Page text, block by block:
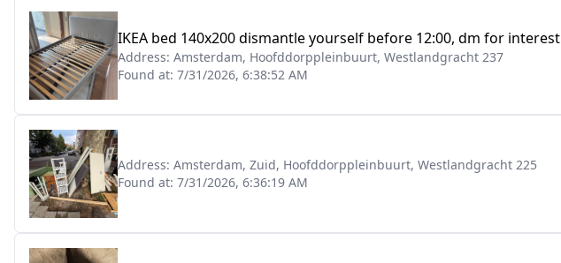
IKEA bed 140x200 dismantle yourself before 12:00, dm for interest
Address: Amsterdam, Hoofddorppleinbuurt, Westlandgracht 237
Found at: 7/31/2026, 6:38:52 AM
Address: Amsterdam, Zuid, Hoofddorppleinbuurt, Westlandgracht 225
Found at: 7/31/2026, 6:36:19 AM